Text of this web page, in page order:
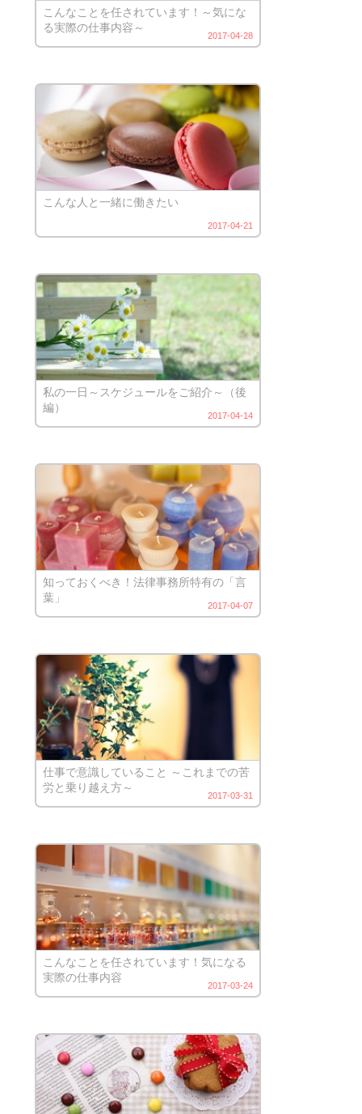
こんなことを任されています！～気にな
る実際の仕事内容～
2017-04-28
こんな人と一緒に働きたい
2017-04-21
私の一日～スケジュールをご紹介～（後
編）
2017-04-14
知っておくべき！法律事務所特有の「言
葉」
2017-04-07
仕事で意識していること ～これまでの苦
労と乗り越え方～
2017-03-31
こんなことを任されています！気になる
実際の仕事内容
2017-03-24